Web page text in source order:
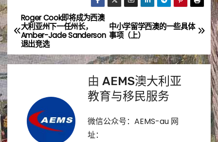
文
章
导
中小学留学西澳的一些具体
事项（上）
Roger Cook即将成为西澳
大利亚州下一任州长，
Amber-Jade Sanderson
退出竞选
由 AEMS澳大利亚
教育与移民服务
微信公众号：AEMS-au 网
址：